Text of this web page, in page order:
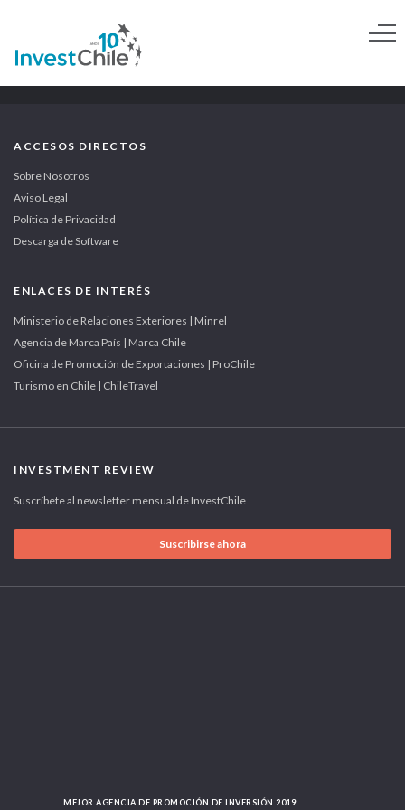
ACCESOS DIRECTOS
Sobre Nosotros
Aviso Legal
Política de Privacidad
Descarga de Software
ENLACES DE INTERÉS
Ministerio de Relaciones Exteriores | Minrel
Agencia de Marca País | Marca Chile
Oficina de Promoción de Exportaciones | ProChile
Turismo en Chile | ChileTravel
INVESTMENT REVIEW
Suscríbete al newsletter mensual de InvestChile
Suscribirse ahora
MEJOR AGENCIA DE PROMOCIÓN DE INVERSIÓN 2019